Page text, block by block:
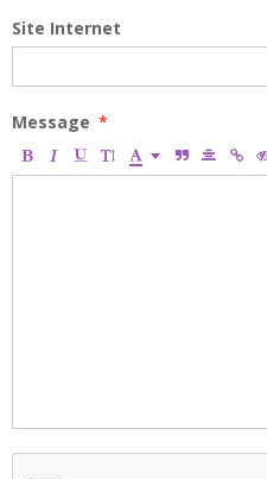
Site Internet
Message